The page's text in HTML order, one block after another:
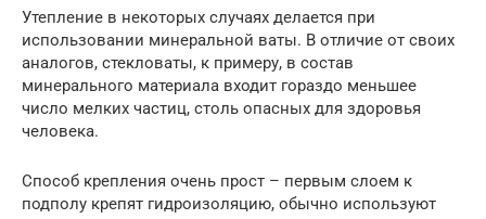
Утепление в некоторых случаях делается при
использовании минеральной ваты. В отличие от своих
аналогов, стекловаты, к примеру, в состав
минерального материала входит гораздо меньшее
число мелких частиц, столь опасных для здоровья
человека.
Способ крепления очень прост – первым слоем к
подполу крепят гидроизоляцию, обычно используют